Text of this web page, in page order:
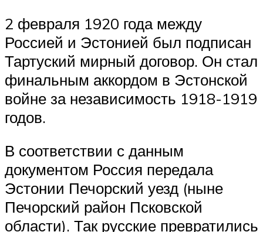
2 февраля 1920 года между
Россией и Эстонией был подписан
Тартуский мирный договор. Он стал
финальным аккордом в Эстонской
войне за независимость 1918-1919
годов.
В соответствии с данным
документом Россия передала
Эстонии Печорский уезд (ныне
Печорский район Псковской
области). Так русские превратились